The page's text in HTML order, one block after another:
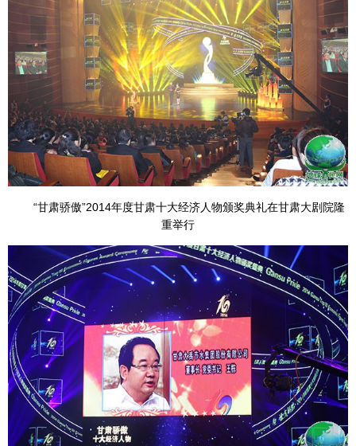
“甘肃骄傲”2014年度甘肃十大经济人物颁奖典礼在甘肃大剧院隆
重举行